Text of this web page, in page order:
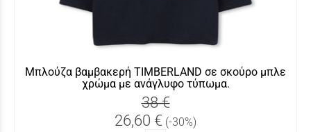
Μπλούζα βαμβακερή TIMBERLAND σε σκούρο μπλε
χρώμα με ανάγλυφο τύπωμα.
38 €
26,60 € (-30%)